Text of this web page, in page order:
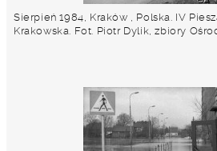
Sierpień 1984, Kraków , Polska. IV
Krakowska. Fot. Piotr Dylik, zbiory